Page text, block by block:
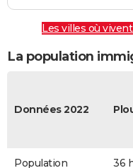
Les villes où
La population
Données 2022
Population
36